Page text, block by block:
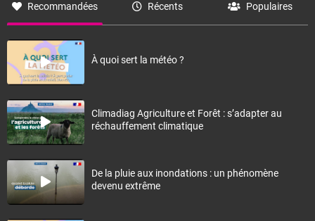
Recommandées Récents Populaires
À quoi sert la météo ?
Climadiag Agriculture et Forêt : s’adapter au
réchauffement climatique
De la pluie aux inondations : un phénomène
devenu extrême